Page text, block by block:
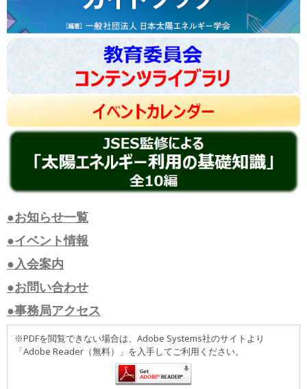
●お知らせ一覧
●イベント情報
●入会案内
●お問い合わせ
●事務局アクセス
※PDFを閲覧できない場合は、Adobe Systems社のサイトより
「Adobe Reader（無料）」を入手してご利用ください。